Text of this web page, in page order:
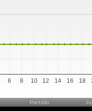
6 8 10 12 14 16 18
Partido